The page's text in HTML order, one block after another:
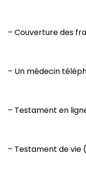
– Couverture des
– Un médecin
– Testament en
– Testament de vie